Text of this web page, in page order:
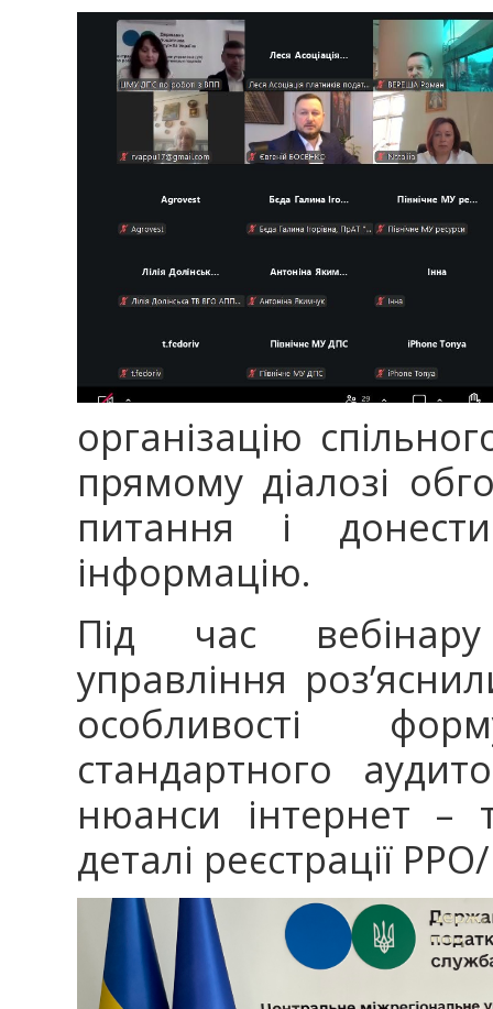
організацію
прямому діалозі
питання і
інформацію.
Під час
управління
особливості
стандартного
нюанси інтернет –
деталі реєстрації